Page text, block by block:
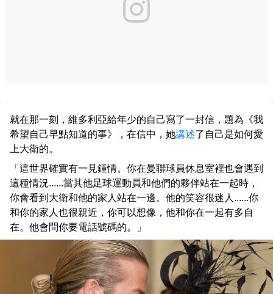
就在那一刻，維多利亞給年少的自己寫了一封信，題為《我
希望自己早點知道的事》，在信中，她講述了自己是如何愛
上大衛的。
「這世界確實有一見鍾情。你在曼聯球員休息室裡也會遇到
這種情況......當其他足球運動員和他們的夥伴站在一起時，
你會看到大衛和他的家人站在一邊。他的笑容很迷人......你
和你的家人也很親近，你可以想像，他和你在一起有多自
在。他會問你要電話號碼的。」